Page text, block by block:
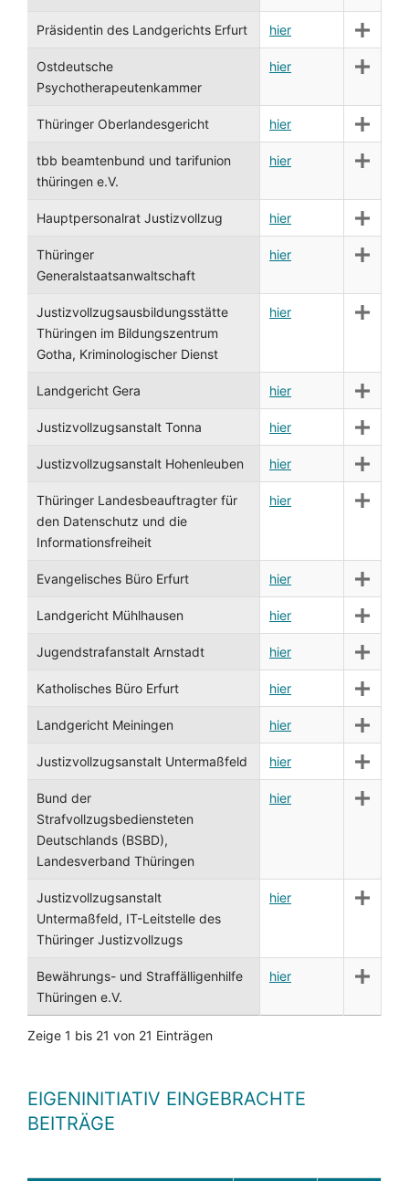
Präsidentin des Landgerichts Erfurt hier
Ostdeutsche
Psychotherapeutenkammer
hier
Thüringer Oberlandesgericht hier
tbb beamtenbund und tarifunion
thüringen e.V.
hier
Hauptpersonalrat Justizvollzug hier
Thüringer
Generalstaatsanwaltschaft
hier
Justizvollzugsausbildungsstätte
Thüringen im Bildungszentrum
Gotha, Kriminologischer Dienst
hier
Landgericht Gera hier
Justizvollzugsanstalt Tonna hier
Justizvollzugsanstalt Hohenleuben hier
Thüringer Landesbeauftragter für
den Datenschutz und die
Informationsfreiheit
hier
Evangelisches Büro Erfurt hier
Landgericht Mühlhausen hier
Jugendstrafanstalt Arnstadt hier
Katholisches Büro Erfurt hier
Landgericht Meiningen hier
Justizvollzugsanstalt Untermaßfeld hier
Bund der
Strafvollzugsbediensteten
Deutschlands (BSBD),
Landesverband Thüringen
hier
Justizvollzugsanstalt
Untermaßfeld, IT-Leitstelle des
Thüringer Justizvollzugs
hier
Bewährungs- und Straffälligenhilfe
Thüringen e.V.
hier
Zeige 1 bis 21 von 21 Einträgen
EIGENINITIATIV EINGEBRACHTE
BEITRÄGE